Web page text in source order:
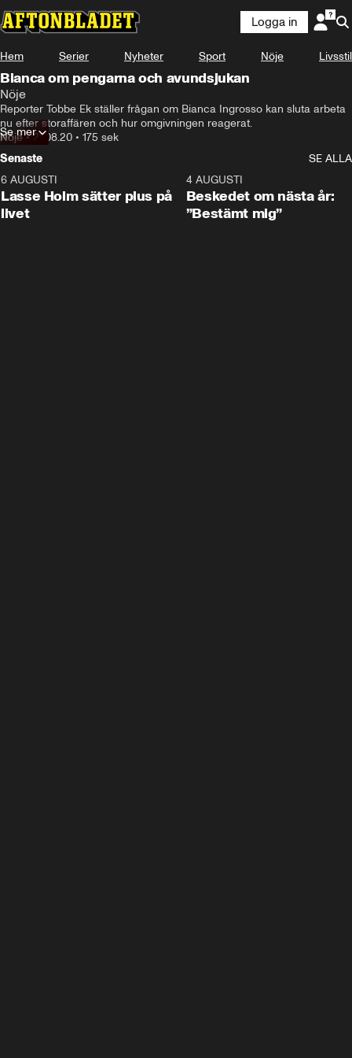
Logga in
Hem Serier Nyheter Sport Nöje Livsstil
Bianca om pengarna och avundsjukan
Nöje
Reporter Tobbe Ek ställer frågan om Bianca Ingrosso kan sluta arbeta
nu efter storaffären och hur omgivningen reagerat.
Nöje•21.08.20 • 175 sek
Se mer
Senaste
SE ALLA
6 AUGUSTI
Lasse Holm sätter plus på
livet
4 AUGUSTI
Beskedet om nästa år:
”Bestämt mig”